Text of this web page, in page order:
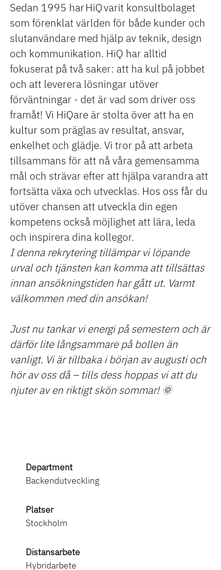
Sedan 1995 har HiQ varit konsultbolaget
som förenklat världen för både kunder och
slutanvändare med hjälp av teknik, design
och kommunikation. HiQ har alltid
fokuserat på två saker: att ha kul på jobbet
och att leverera lösningar utöver
förväntningar - det är vad som driver oss
framåt! Vi HiQare är stolta över att ha en
kultur som präglas av resultat, ansvar,
enkelhet och glädje. Vi tror på att arbeta
tillsammans för att nå våra gemensamma
mål och strävar efter att hjälpa varandra att
fortsätta växa och utvecklas. Hos oss får du
utöver chansen att utveckla din egen
kompetens också möjlighet att lära, leda
och inspirera dina kollegor.
I denna rekrytering tillämpar vi löpande
urval och tjänsten kan komma att tillsättas
innan ansökningstiden har gått ut. Varmt
välkommen med din ansökan!
Just nu tankar vi energi på semestern och är
därför lite långsammare på bollen än
vanligt. Vi är tillbaka i början av augusti och
hör av oss då – tills dess hoppas vi att du
njuter av en riktigt skön sommar! 🌞
Department
Backendutveckling
Platser
Stockholm
Distansarbete
Hybridarbete